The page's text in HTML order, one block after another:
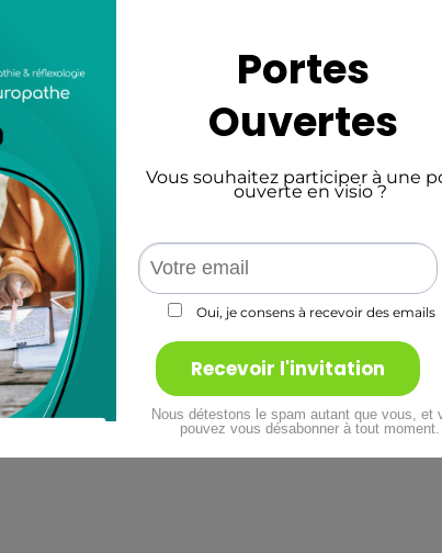
Neurocalm, l’appareil idéal pour